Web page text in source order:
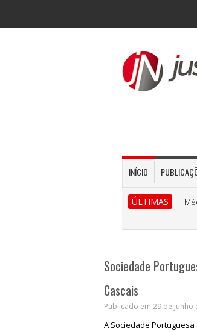
INÍCIO
ÚLTIMAS
Sociedade
Cascais
Publicado em 29 de junho
A Sociedade